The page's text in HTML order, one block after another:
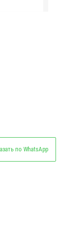
по WhatsApp